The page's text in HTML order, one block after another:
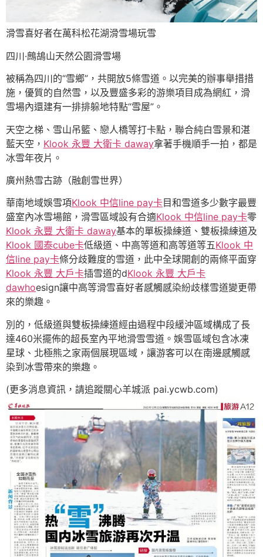
滑雪喜好者在萬科松花湖滑雪場玩雪
四川·鷓鴣山天然公園滑雪場
被稱為四川的“雪鄉”，共開放5條雪道。以完美的辦事舉措措
施，優質的自然雪，以及豐盛多彩的游樂項目成為網紅，滑
雪場內還建有一排排躲地特點“雪屋”。
天空之梯、雪山吊籃、戀人橋等打卡點，聯合純白雪景和湛
藍天空， Klook 永豐 大衛卡 daway拿著手機順手一拍，都是
冰雪年夜片。
廣州熱雪古跡（融創雪世界）
華南地域娛雪項Klook 中信line pay卡目和雪道多少數字最豐
盛室內冰雪場館，滑雪區域設有合適Klook 中信line pay卡零
Klook 永豐 大衛卡 daway基本的單板操練道、雙板操練道及
Klook 國泰cube卡低級道、中高等道和高等道等五Klook 中
信line pay卡條分歧難度的雪道，此中全球開創的兩條平面穿
Klook 永豐 大戶卡插雪道的dKlook 永豐 大戶卡
dawhoesign讓中高等滑雪喜好者感觸感染紛歧樣雪道變更帶
來的樂趣。
別的，低級道與雙板操練道經由過程中段緩沖區域構成了長
達460米擺佈的超長室內平地滑雪雪道。娛雪區域包含冰凍
星球、北極熊之家兩個展現區域，讓游客可以在南邊感觸感
染到冰雪帶來的樂趣。
(更多消息資訊，請追蹤關心羊城派 pai.ycwb.com)